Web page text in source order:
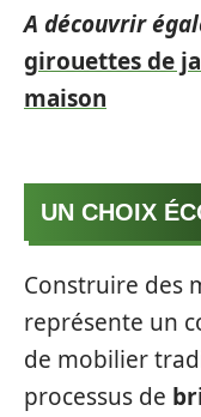
A découvrir
girouettes de
maison
UN CHOIX
Construire des
représente un
de mobilier
processus de